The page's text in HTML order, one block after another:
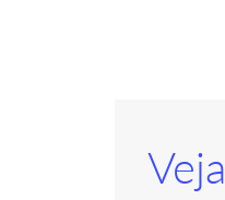
Veja